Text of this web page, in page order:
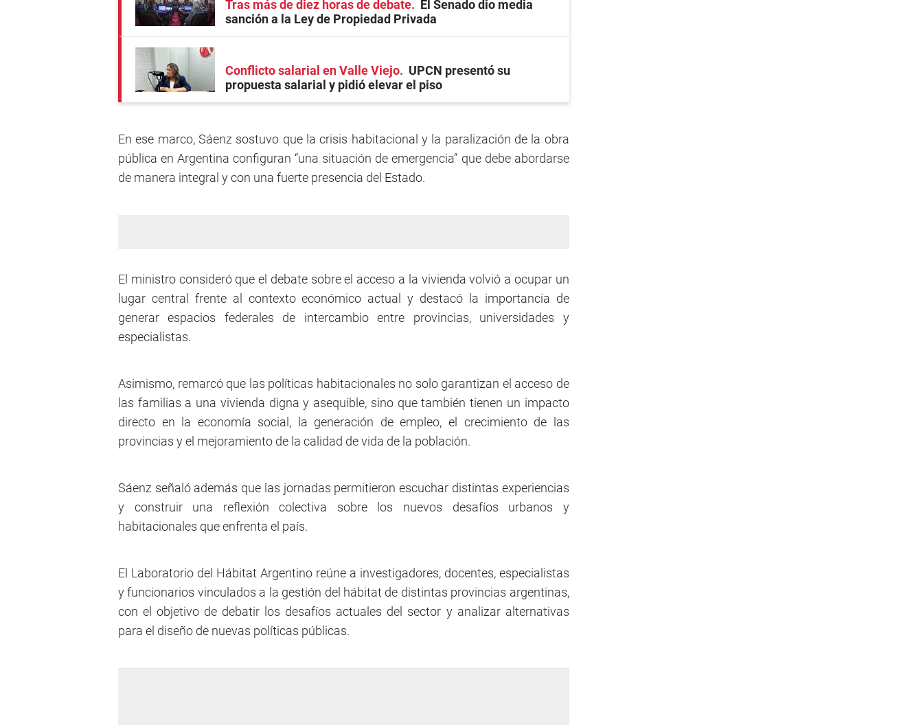
Tras más de diez horas de debate
El Senado dio media
sanción a la Ley de Propiedad Privada
Conflicto salarial en Valle Viejo
UPCN presentó su
propuesta salarial y pidió elevar el piso
En ese marco, Sáenz sostuvo que la crisis habitacional y la paralización de la obra
pública en Argentina configuran “una situación de emergencia” que debe abordarse
de manera integral y con una fuerte presencia del Estado.
El ministro consideró que el debate sobre el acceso a la vivienda volvió a ocupar un
lugar central frente al contexto económico actual y destacó la importancia de
generar espacios federales de intercambio entre provincias, universidades y
especialistas.
Asimismo, remarcó que las políticas habitacionales no solo garantizan el acceso de
las familias a una vivienda digna y asequible, sino que también tienen un impacto
directo en la economía social, la generación de empleo, el crecimiento de las
provincias y el mejoramiento de la calidad de vida de la población.
Sáenz señaló además que las jornadas permitieron escuchar distintas experiencias
y construir una reflexión colectiva sobre los nuevos desafíos urbanos y
habitacionales que enfrenta el país.
El Laboratorio del Hábitat Argentino reúne a investigadores, docentes, especialistas
y funcionarios vinculados a la gestión del hábitat de distintas provincias argentinas,
con el objetivo de debatir los desafíos actuales del sector y analizar alternativas
para el diseño de nuevas políticas públicas.